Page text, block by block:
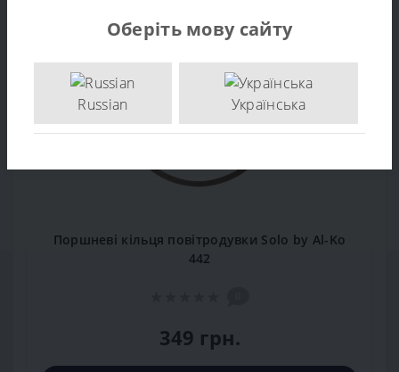
Поршневі кільця повітродувки Solo by Al-Ko
442
349 грн.
Оберіть мову сайту
Russian Українська